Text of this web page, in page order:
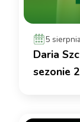
5
Daria
sezonie